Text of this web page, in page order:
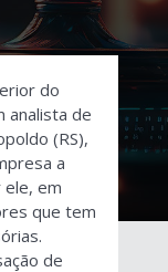
do
analista de
(RS),
a
em
que tem
de